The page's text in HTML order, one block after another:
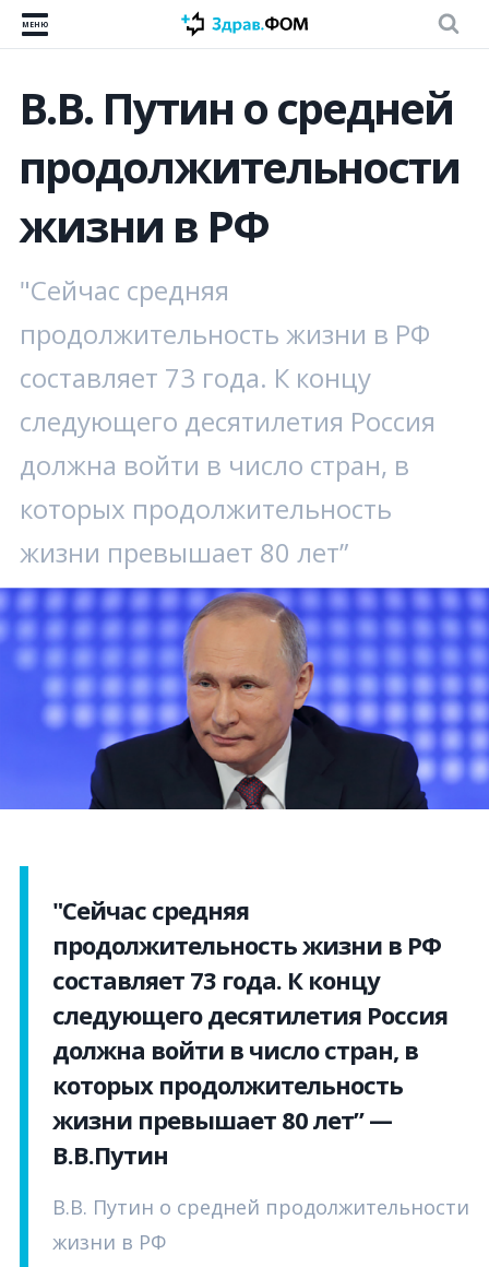
МЕНЮ
В.В. Путин о средней
продолжительности
жизни в РФ
"Сейчас средняя
продолжительность жизни в РФ
составляет 73 года. К концу
следующего десятилетия Россия
должна войти в число стран, в
которых продолжительность
жизни превышает 80 лет”
"Сейчас средняя
продолжительность жизни в РФ
составляет 73 года. К концу
следующего десятилетия Россия
должна войти в число стран, в
которых продолжительность
жизни превышает 80 лет” —
В.В.Путин
В.В. Путин о средней продолжительности
жизни в РФ